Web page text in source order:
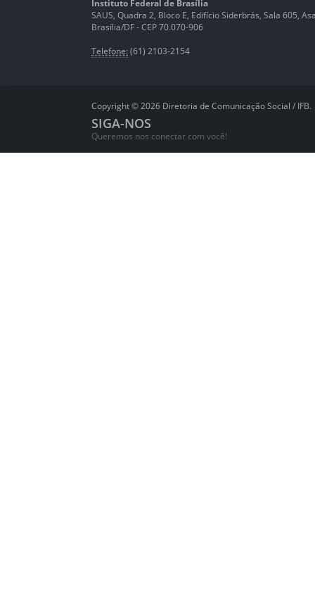
Instituto Federal de Brasília
SAUS, Quadra 2, Bloco E, Edifício Siderbrás, Sala 605,
Brasília/DF - CEP 70.070-906
Telefone: (61) 2103-2154
Copyright © 2026 Diretoria de Comunicação Social / IFB.
SIGA-NOS
Queremos nos conectar com você!